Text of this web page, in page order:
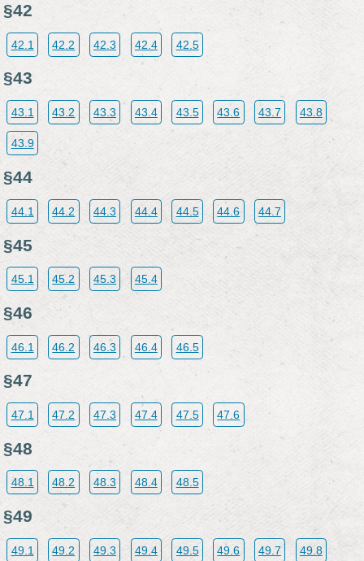
§42
42.1 42.2 42.3 42.4 42.5
§43
43.1 43.2 43.3 43.4 43.5 43.6 43.7 43.8
43.9
§44
44.1 44.2 44.3 44.4 44.5 44.6 44.7
§45
45.1 45.2 45.3 45.4
§46
46.1 46.2 46.3 46.4 46.5
§47
47.1 47.2 47.3 47.4 47.5 47.6
§48
48.1 48.2 48.3 48.4 48.5
§49
49.1 49.2 49.3 49.4 49.5 49.6 49.7 49.8